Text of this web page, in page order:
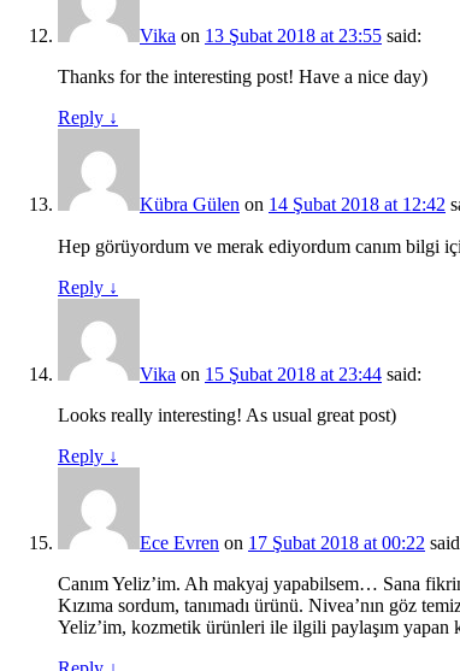
Vika on 13 Şubat 2018 at 23:55 said:
Thanks for the interesting post! Have a nice day)
Reply ↓
Kübra Gülen on 14 Şubat 2018 at 12:42
Hep görüyordum ve merak ediyordum canım bilgi
Reply ↓
Vika on 15 Şubat 2018 at 23:44 said:
Looks really interesting! As usual great post)
Reply ↓
Ece Evren on 17 Şubat 2018 at 00:22
Canım Yeliz’im. Ah makyaj yapabilsem… Sana
Kızıma sordum, tanımadı ürünü. Nivea’nın göz
Yeliz’im, kozmetik ürünleri ile ilgili paylaşım yapan